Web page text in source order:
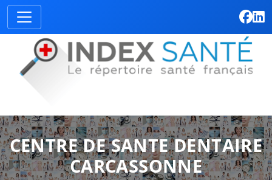
CENTRE DE SANTE DENTAIRE
CARCASSONNE